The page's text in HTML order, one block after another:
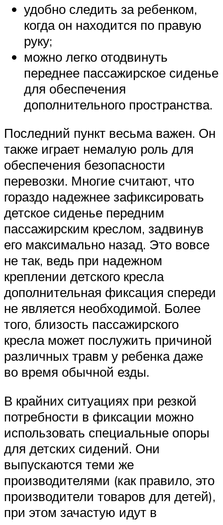
удобно следить за ребенком,
когда он находится по правую
руку;
можно легко отодвинуть
переднее пассажирское сиденье
для обеспечения
дополнительного пространства.
Последний пункт весьма важен. Он
также играет немалую роль для
обеспечения безопасности
перевозки. Многие считают, что
гораздо надежнее зафиксировать
детское сиденье передним
пассажирским креслом, задвинув
его максимально назад. Это вовсе
не так, ведь при надежном
креплении детского кресла
дополнительная фиксация спереди
не является необходимой. Более
того, близость пассажирского
кресла может послужить причиной
различных травм у ребенка даже
во время обычной езды.
В крайних ситуациях при резкой
потребности в фиксации можно
использовать специальные опоры
для детских сидений. Они
выпускаются теми же
производителями (как правило, это
производители товаров для детей),
при этом зачастую идут в